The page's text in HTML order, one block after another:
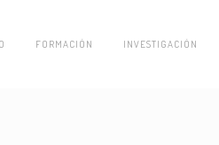
FORMACIÓN INVESTIGACIÓN